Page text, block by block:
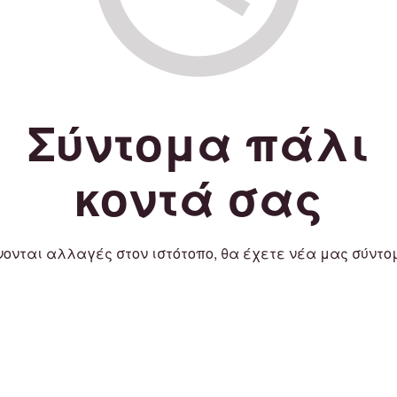
Σύντομα πάλι
κοντά σας
αλλαγές στον ιστότοπο, θα έχετε νέα μας